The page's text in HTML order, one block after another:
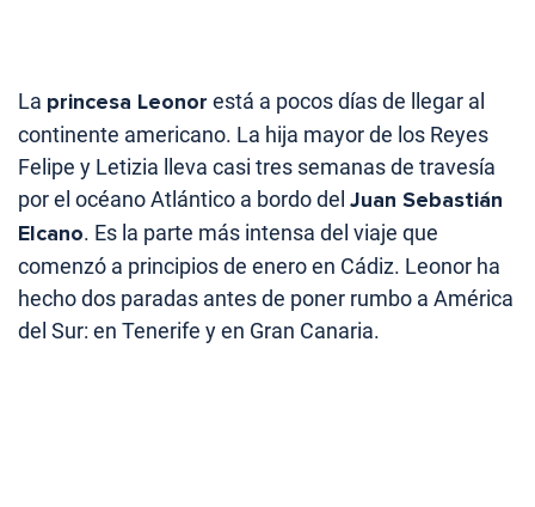
La princesa Leonor está a pocos días de llegar al
continente americano. La hija mayor de los Reyes
Felipe y Letizia lleva casi tres semanas de travesía
por el océano Atlántico a bordo del Juan Sebastián
Elcano. Es la parte más intensa del viaje que
comenzó a principios de enero en Cádiz. Leonor ha
hecho dos paradas antes de poner rumbo a América
del Sur: en Tenerife y en Gran Canaria.